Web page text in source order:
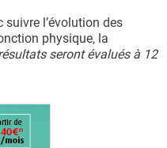
l’évolution des
physique, la
seront évalués à 12